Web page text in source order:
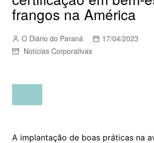
frangos na América
O Diário do Paraná
17/04/2023
Notícias Corporativas
A implantação de boas práticas na